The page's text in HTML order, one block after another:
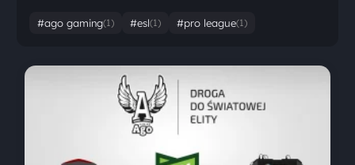
#ago gaming(1) #esl(1) #pro league(1)